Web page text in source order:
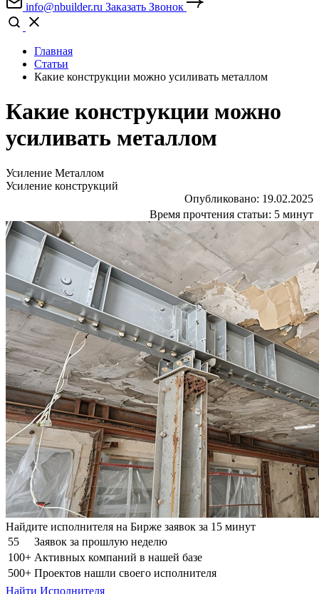
info@nbuilder.ru Заказать Звонок
Главная
Статьи
Какие конструкции можно усиливать металлом
Какие конструкции можно
усиливать металлом
Усиление Металлом
Усиление конструкций
Опубликовано: 19.02.2025
Время прочтения статьи: 5 минут
Найдите исполнителя на Бирже заявок за 15 минут
55
Заявок за прошлую неделю
100+ Активных компаний в нашей базе
500+ Проектов нашли своего исполнителя
Найти Исполнителя